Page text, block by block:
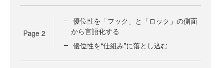
Page 2
優位性を「フック」と「ロック」の側面
から言語化する
優位性を“仕組み”に落とし込む